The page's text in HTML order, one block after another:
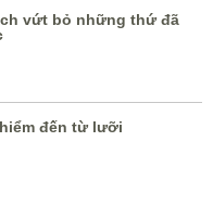
vứt bỏ những thứ đã
đến từ lưỡi